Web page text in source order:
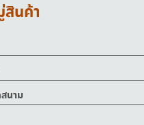
นค้า
นาม